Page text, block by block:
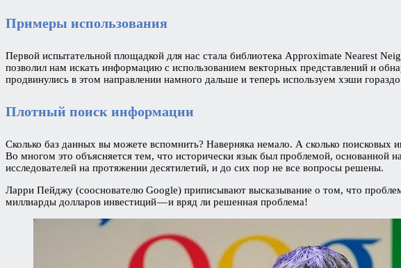
Примеры использования
Первой испытательной площадкой для нас стала библиотека Approximate Nearest
позволил нам искать информацию с использованием векторных представлений и
продвинулись в этом направлении намного дальше и теперь используем хэши
Плотный поиск информации
Сколько баз данных вы можете вспомнить? Наверняка немало. А сколько
Во многом это объясняется тем, что исторически язык был проблемой,
исследователей на протяжении десятилетий, и до сих пор не все вопросы решены.
Ларри Пейджу (сооснователю Google) приписывают высказывание о том, что
миллиарды долларов инвестиций — и вряд ли решенная проблема!